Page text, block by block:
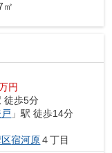
㎡
円
徒歩5分
」駅 徒歩14分
区宿河原４丁目